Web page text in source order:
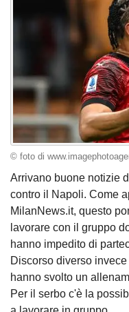
© foto di
Arrivano buone notizie
contro il Napoli. Come
MilanNews.it, questo
lavorare con il gruppo
hanno impedito di
Discorso diverso invece
hanno svolto un
Per il serbo c'è la